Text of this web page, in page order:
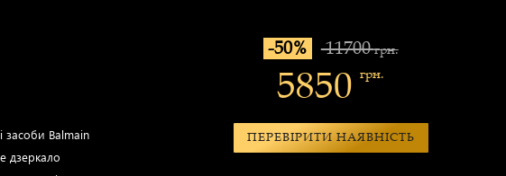
засоби Balmain
дзеркало
-50% 11700грн.
5850грн.
ПЕРЕВІРИТИ НАЯВНІСТЬ